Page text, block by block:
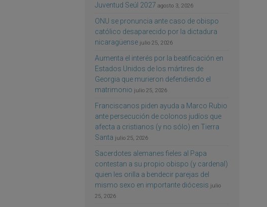
Juventud Seúl 2027 agosto 3, 2026
ONU se pronuncia ante caso de obispo
católico desaparecido por la dictadura
nicaragüense julio 25, 2026
Aumenta el interés por la beatificación en
Estados Unidos de los mártires de
Georgia que murieron defendiendo el
matrimonio julio 25, 2026
Franciscanos piden ayuda a Marco Rubio
ante persecución de colonos judíos que
afecta a cristianos (y no sólo) en Tierra
Santa julio 25, 2026
Sacerdotes alemanes fieles al Papa
contestan a su propio obispo (y cardenal)
quien les orilla a bendecir parejas del
mismo sexo en importante diócesis julio
25, 2026